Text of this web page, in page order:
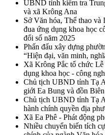
UBND tỉnh kiểm tra
và xã Krông Ana
Sở Văn hóa, Thể thao
đua ứng dụng khoa học
đổi số năm 2025
Phấn đấu xây dựng
“Hiện đại, văn minh,
Xã Krông Pắc tổ chức
dụng khoa học - công
Chủ tịch UBND tỉnh Tạ
giới Ea Bung và đồn
Chủ tịch UBND tỉnh Tạ
hành chính quyền địa
Xã Ea Phê - Phát động
Nhiều chuyển biến tích